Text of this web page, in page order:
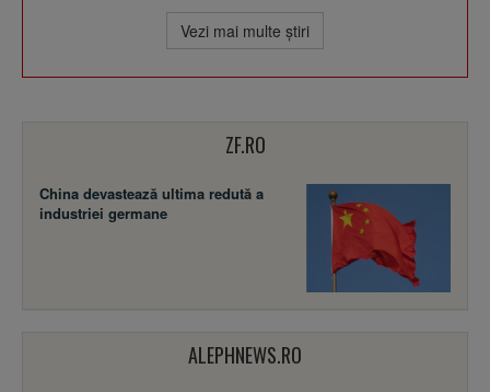
Vezi mai multe ştiri
ZF.RO
China devastează ultima redută a
industriei germane
ALEPHNEWS.RO